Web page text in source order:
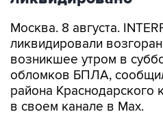
Москва. 8 августа.
ликвидировали
возникшее утром в
обломков БПЛА,
района Краснодарского
в своем канале в Max.